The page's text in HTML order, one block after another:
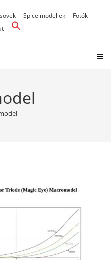
Spice modellek
Fotók